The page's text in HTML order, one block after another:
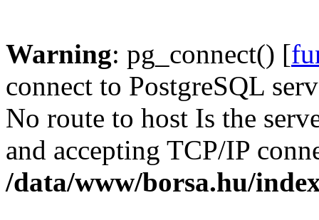
Warning: pg_connect() [
connect to PostgreSQL
No route to host Is the
and accepting TCP/IP
/data/www/borsa.hu/